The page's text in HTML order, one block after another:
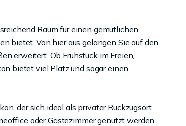
Raum für einen gemütlichen
bietet. Von hier aus gelangen Sie auf den
erweitert. Ob Frühstück im Freien,
bietet viel Platz und sogar einen
der sich ideal als privater Rückzugsort
oder Gästezimmer genutzt werden.